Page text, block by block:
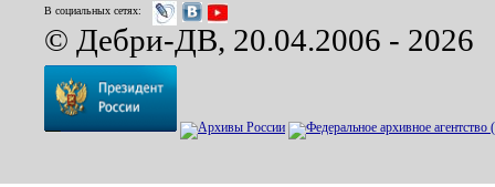
В социальных сетях:
© Дебри-ДВ, 20.04.2006 - 2026